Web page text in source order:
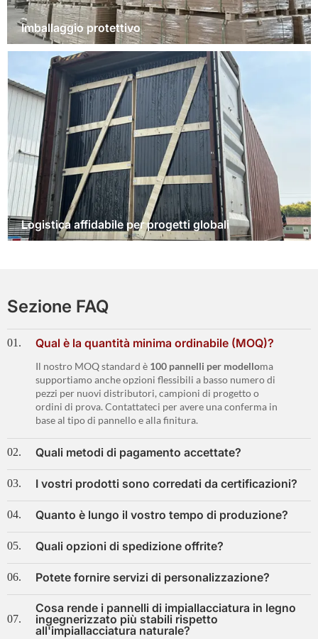
Imballaggio protettivo
Logistica affidabile per progetti globali
Sezione FAQ
01. Qual è la quantità minima ordinabile (MOQ)?
Il nostro MOQ standard è 100 pannelli per modelloma
supportiamo anche opzioni flessibili a basso numero di
pezzi per nuovi distributori, campioni di progetto o
ordini di prova. Contattateci per avere una conferma in
base al tipo di pannello e alla finitura.
02. Quali metodi di pagamento accettate?
03. I vostri prodotti sono corredati da certificazioni?
04. Quanto è lungo il vostro tempo di produzione?
05. Quali opzioni di spedizione offrite?
06. Potete fornire servizi di personalizzazione?
07.
Cosa rende i pannelli di impiallacciatura in legno
ingegnerizzato più stabili rispetto
all'impiallacciatura naturale?